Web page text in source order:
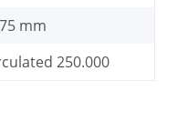
mm
250.000